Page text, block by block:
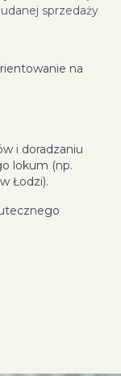
sprzedaży
na
i doradzaniu
lokum (np.
Łodzi).